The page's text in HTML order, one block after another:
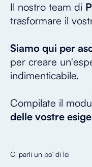
Il nostro team di
trasformare il
Siamo qui per
per creare
indimenticabile.
Compilate il
delle vostre
Ci parli un po' di lei